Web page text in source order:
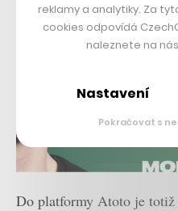
Do platformy Atoto je
reklamy a analytiky. Za
cookies odpovídá
naleznete na
Nastavení
Pokračovat s